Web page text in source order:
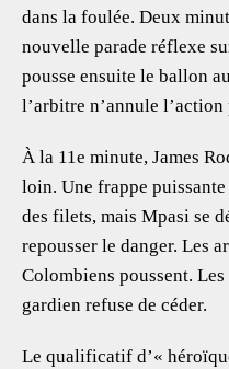
dans la foulée. Deux
nouvelle parade réflexe
pousse ensuite le ballon
l’arbitre n’annule
À la 11e minute, James
loin. Une frappe
des filets, mais Mpasi se
repousser le danger. Les
Colombiens poussent.
gardien refuse de céder.
Le qualificatif d’«